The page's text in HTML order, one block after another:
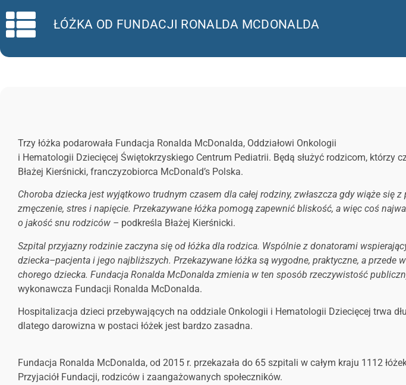
ŁÓŻKA OD FUNDACJI RONALDA MCDONALDA
Trzy łóżka podarowała Fundacja Ronalda McDonalda, Oddziałowi Onkologii
i Hematologii Dziecięcej Świętokrzyskiego Centrum Pediatrii. Będą służyć rodzicom, którzy
Błażej Kierśnicki, franczyzobiorca McDonald’s Polska.
Choroba dziecka jest wyjątkowo trudnym czasem dla całej rodziny, zwłaszcza gdy wiąże się z
zmęczenie, stres i napięcie. Przekazywane łóżka pomogą zapewnić bliskość, a więc coś
o jakość snu rodziców – podkreśla Błażej Kierśnicki.
Szpital przyjazny rodzinie zaczyna się od łóżka dla rodzica. Wspólnie z donatorami
dziecka–pacjenta i jego najbliższych. Przekazywane łóżka są wygodne, praktyczne, a przede
chorego dziecka. Fundacja Ronalda McDonalda zmienia w ten sposób rzeczywistość
wykonawcza Fundacji Ronalda McDonalda.
Hospitalizacja dzieci przebywających na oddziale Onkologii i Hematologii Dziecięcej trwa
dlatego darowizna w postaci łóżek jest bardzo zasadna.
Fundacja Ronalda McDonalda, od 2015 r. przekazała do 65 szpitali w całym kraju 1112
Przyjaciół Fundacji, rodziców i zaangażowanych społeczników.